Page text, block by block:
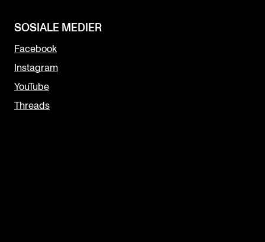
SOSIALE MEDIER
Facebook
Instagram
YouTube
Threads